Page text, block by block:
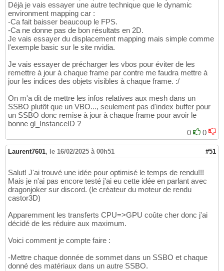
Déjà je vais essayer une autre technique que le dynamic
environment mapping car :
-Ca fait baisser beaucoup le FPS.
-Ca ne donne pas de bon résultats en 2D.
Je vais essayer du displacement mapping mais simple comme
l'exemple basic sur le site nvidia.
Je vais essayer de précharger les vbos pour éviter de les
remettre à jour à chaque frame par contre me faudra mettre à
jour les indices des objets visibles à chaque frame. :/
On m'a dit de mettre les infos relatives aux mesh dans un
SSBO plutôt que un VBO..., seulement pas d'index buffer pour
un SSBO donc remise à jour à chaque frame pour avoir le
bonne gl_InstanceID ?
0
0
Laurent7601, le 16/02/2025 à 00h51 #51
Salut! J'ai trouvé une idée pour optimisé le temps de rendu!!!
Mais je n'ai pas encore testé j'ai eu cette idée en parlant avec
dragonjoker sur discord. (le créateur du moteur de rendu
castor3D)
Apparemment les transferts CPU=>GPU coûte cher donc j'ai
décidé de les réduire aux maximum.
Voici comment je compte faire :
-Mettre chaque donnée de sommet dans un SSBO et chaque
donné des matériaux dans un autre SSBO.